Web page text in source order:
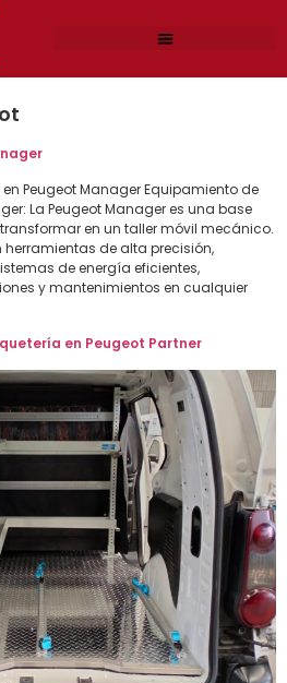
Peugeot Manager Equipamiento de
La Peugeot Manager es una base
en un taller móvil mecánico.
de alta precisión,
de energía eficientes,
y mantenimientos en cualquier
en Peugeot Partner